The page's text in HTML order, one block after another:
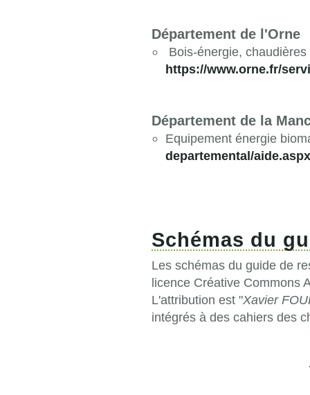
Département de l'Orne
Bois-énergie,
https://www.orne.fr/
Département de la
Equipement énergie
departemental/
Schémas du
Les schémas du guide de
licence Créative Commons
L'attribution est "Xavier
intégrés à des cahiers des